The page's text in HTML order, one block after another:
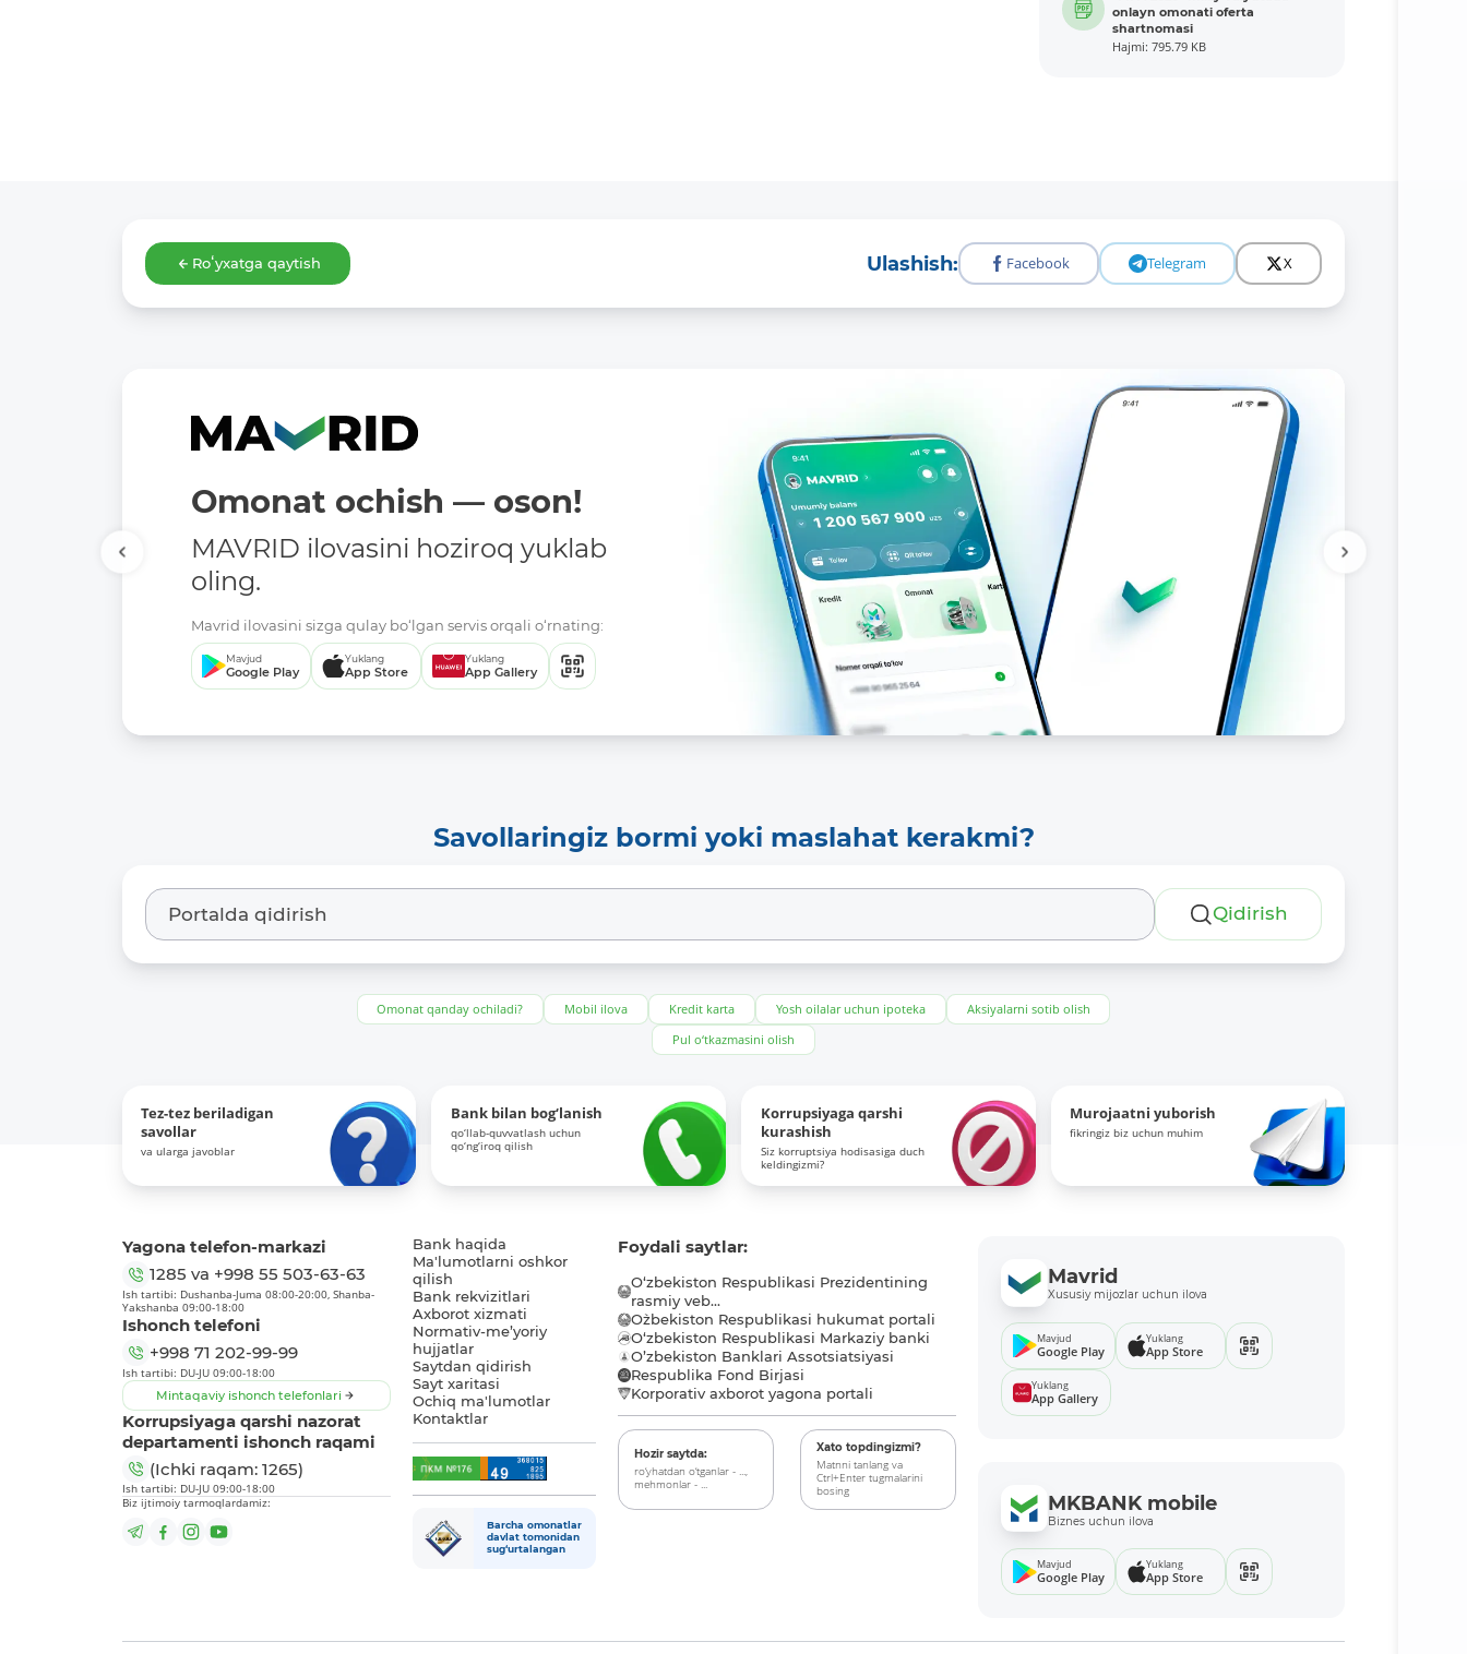
onlayn omonati oferta
shartnomasi
Hajmi: 795.79 KB
Roʻyxatga qaytish Ulashish: Facebook Telegram X
Omonat ochish — oson!
MAVRID ilovasini hoziroq yuklab
oling.
Mavrid ilovasini sizga qulay bo‘lgan servis orqali o‘rnating:
Mavjud
Google Play
Yuklang
App Store
Yuklang
App Gallery
Savollaringiz bormi yoki maslahat kerakmi?
Qidirish
Omonat qanday ochiladi? Mobil ilova Kredit karta Yosh oilalar uchun ipoteka
Aksiyalarni sotib olish
Pul o‘tkazmasini olish
Tez-tez beriladigan
savollar
va ularga javoblar
Bank bilan bog‘lanish
qo‘llab-quvvatlash uchun
qo‘ng‘iroq qilish
Korrupsiyaga qarshi
kurashish
Siz korruptsiya hodisasiga duch
keldingizmi?
Murojaatni yuborish
fikringiz biz uchun muhim
Yagona telefon-markazi
1285 va +998 55 503-63-63
Ish tartibi: Dushanba-Juma 08:00-20:00, Shanba-
Yakshanba 09:00-18:00
Ishonch telefoni
+998 71 202-99-99
Ish tartibi: DU-JU 09:00-18:00
Mintaqaviy ishonch telefonlari
Korrupsiyaga qarshi nazorat
departamenti ishonch raqami
(Ichki raqam: 1265)
Ish tartibi: DU-JU 09:00-18:00
Biz ijtimoiy tarmoqlardamiz:
Bank haqida
Ma'lumotlarni oshkor
qilish
Bank rekvizitlari
Axborot xizmati
Normativ-me’yoriy
hujjatlar
Saytdan qidirish
Sayt xaritasi
Ochiq ma'lumotlar
Kontaktlar
Barcha omonatlar
davlat tomonidan
sug‘urtalangan
Foydali saytlar:
O‘zbekiston Respublikasi Prezidentining
rasmiy veb...
O`zbekiston Respublikasi hukumat portali
O‘zbekiston Respublikasi Markaziy banki
O’zbekiston Banklari Assotsiatsiyasi
Respublika Fond Birjasi
Korporativ axborot yagona portali
Hozir saytda:
ro‘yhatdan o‘tganlar - ...,
mehmonlar - ...
Xato topdingizmi?
Matnni tanlang va
Ctrl+Enter tugmalarini
bosing
Mavrid
Xususiy mijozlar uchun ilova
Mavjud
Google Play
Yuklang
App Store
Yuklang
App Gallery
MKBANK mobile
Biznes uchun ilova
Mavjud
Google Play
Yuklang
App Store